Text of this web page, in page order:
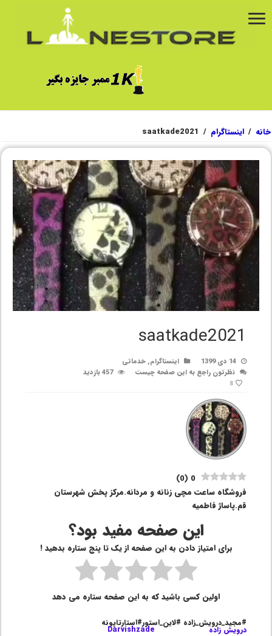
خانه / اینستاگرام /
saatkade2021
saatkade2021
14 دی 1399 اینستاگرام,خدماتی
نظرتون راجع به این صفحه چیست
457 بازدید
8
0
(
0
)
فروشگاه ساعت مچی زنانه و مردانه.مرکز پخش شهرستان
قم.پاساژ فاطمیه
این صفحه مفید بود؟
برای امتیاز دادن به این صفحه از یک تا پنج ستاره بدهید !
اولین کسی باشید که به این صفحه ستاره می دهد
#مجید_درویش_زاده #لاین_استور#استارتاپونه
درویش زاده Darvishzade